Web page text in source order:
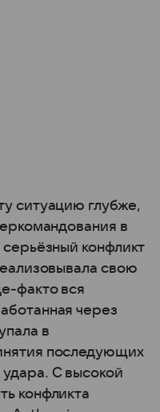
ситуацию глубже,
в
серьёзный конфликт
свою
факто вся
через
в
последующих
С высокой
конфликта